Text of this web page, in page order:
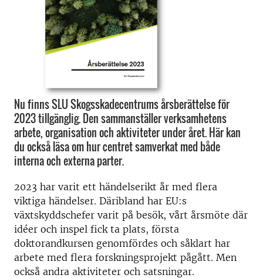
Nu finns SLU Skogsskadecentrums årsberättelse för
2023 tillgänglig. Den sammanställer verksamhetens
arbete, organisation och aktiviteter under året. Här kan
du också läsa om hur centret samverkat med både
interna och externa parter.
2023 har varit ett händelserikt år med flera
viktiga händelser. Däribland har EU:s
växtskyddschefer varit på besök, vårt årsmöte där
idéer och inspel fick ta plats, första
doktorandkursen genomfördes och såklart har
arbete med flera forskningsprojekt pågått. Men
också andra aktiviteter och satsningar.